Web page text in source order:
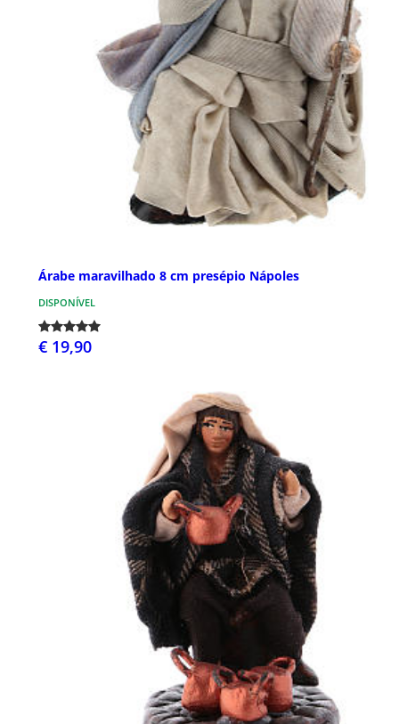
Árabe maravilhado 8 cm presépio Nápoles
DISPONÍVEL
€ 19,90